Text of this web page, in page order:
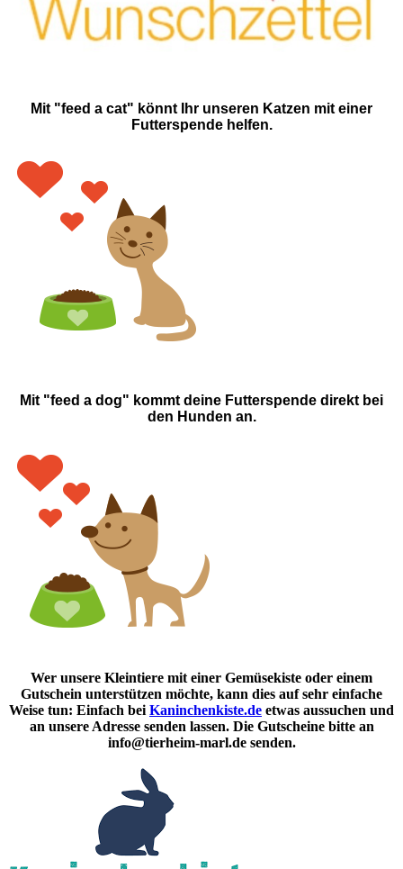
Mit "feed a cat" könnt Ihr unseren Katzen mit einer
Futterspende helfen.
Mit "feed a dog" kommt deine Futterspende direkt bei
den Hunden an.
Wer unsere Kleintiere mit einer Gemüsekiste oder einem
Gutschein unterstützen möchte, kann dies auf sehr einfache
Weise tun: Einfach bei Kaninchenkiste.de etwas aussuchen und
an unsere Adresse senden lassen. Die Gutscheine bitte an
info@tierheim-marl.de senden.